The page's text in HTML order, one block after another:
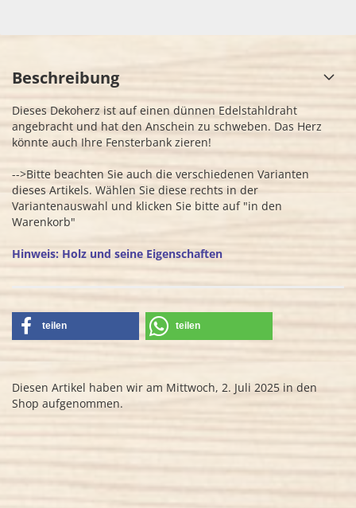
Beschreibung
Dieses Dekoherz ist auf einen dünnen Edelstahldraht
angebracht und hat den Anschein zu schweben. Das Herz
könnte auch Ihre Fensterbank zieren!
-->Bitte beachten Sie auch die verschiedenen Varianten
dieses Artikels. Wählen Sie diese rechts in der
Variantenauswahl und klicken Sie bitte auf "in den
Warenkorb"
Hinweis: Holz und seine Eigenschaften
teilen teilen
Diesen Artikel haben wir am Mittwoch, 2. Juli 2025 in den
Shop aufgenommen.